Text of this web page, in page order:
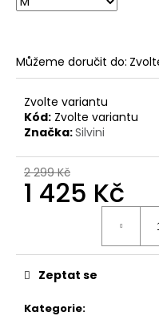
Můžeme doručit do:
Zvolte variantu
Kód: Zvolte variantu
Značka:Silvini
2 299 Kč
1 425 Kč
Kategorie:
Zeptat se
D
o
p
o
u
č
u
e